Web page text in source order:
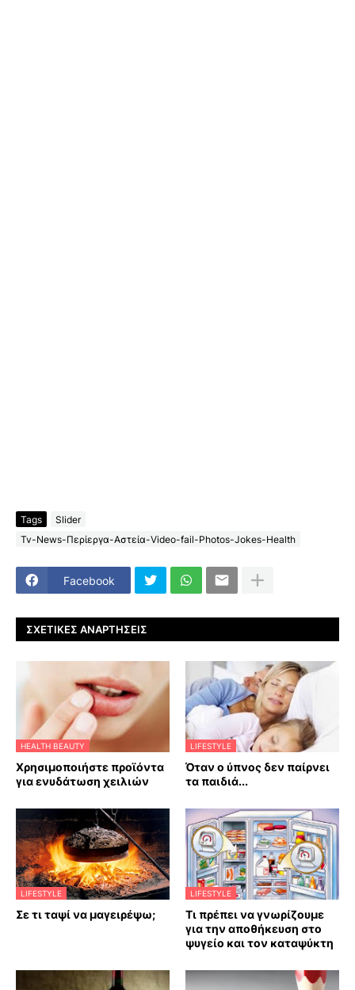
Tags
Slider
Tv-News-Περίεργα-Αστεία-Video-fail-Photos-Jokes-Health
Facebook
ΣΧΕΤΙΚΈΣ ΑΝΑΡΤΉΣΕΙΣ
HEALTH BEAUTY
Χρησιμοποιήστε προϊόντα
για ενυδάτωση χειλιών
LIFESTYLE
Όταν ο ύπνος δεν παίρνει
τα παιδιά...
LIFESTYLE
Σε τι ταψί να μαγειρέψω;
LIFESTYLE
Τι πρέπει να γνωρίζουμε
για την αποθήκευση στο
ψυγείο και τον καταψύκτη